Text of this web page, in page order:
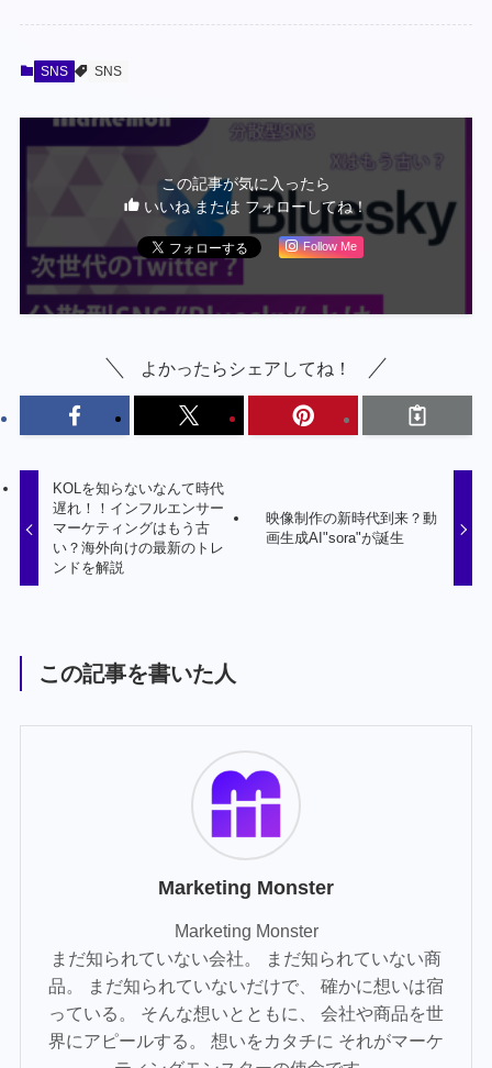
SNS SNS
この記事が気に入ったら
いいね または フォローしてね！
Follow Me
よかったらシェアしてね！
KOLを知らないなんて時代
遅れ！！インフルエンサー
マーケティングはもう古
い？海外向けの最新のトレ
ンドを解説
映像制作の新時代到来？動
画生成AI"sora"が誕生
この記事を書いた人
Marketing Monster
Marketing Monster
まだ知られていない会社。 まだ知られていない商
品。 まだ知られていないだけで、 確かに想いは宿
っている。 そんな想いとともに、 会社や商品を世
界にアピールする。 想いをカタチに それがマーケ